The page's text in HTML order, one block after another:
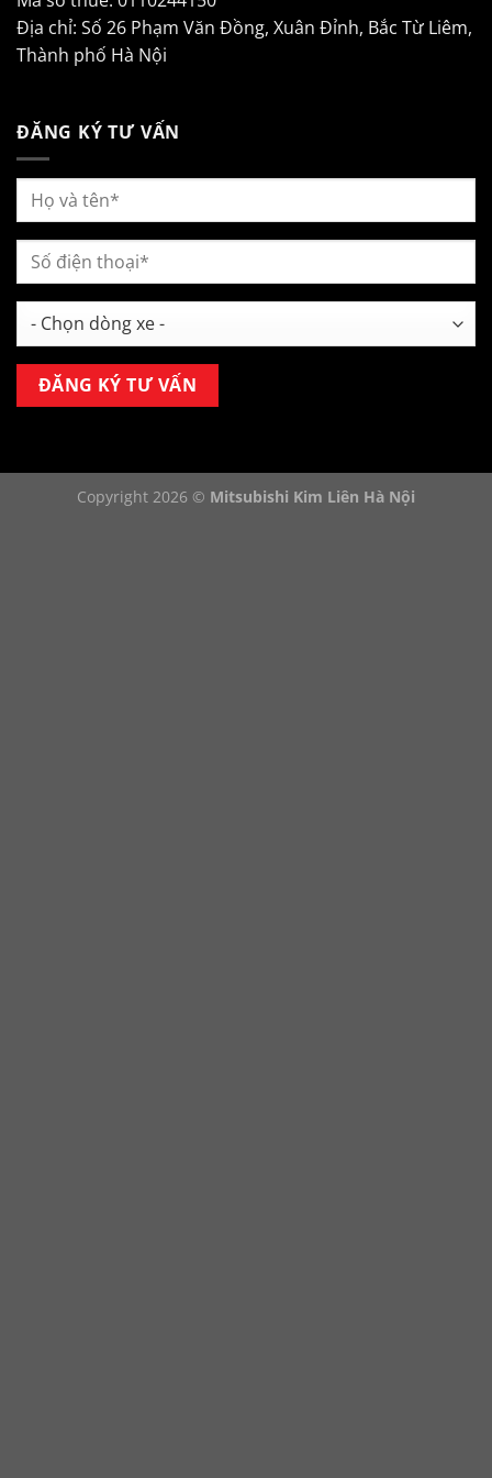
Địa chỉ: Số 26 Phạm Văn Đồng, Xuân Đỉnh, Bắc Từ Liêm,
Thành phố Hà Nội
ĐĂNG KÝ TƯ VẤN
Copyright 2026 © Mitsubishi Kim Liên Hà Nội